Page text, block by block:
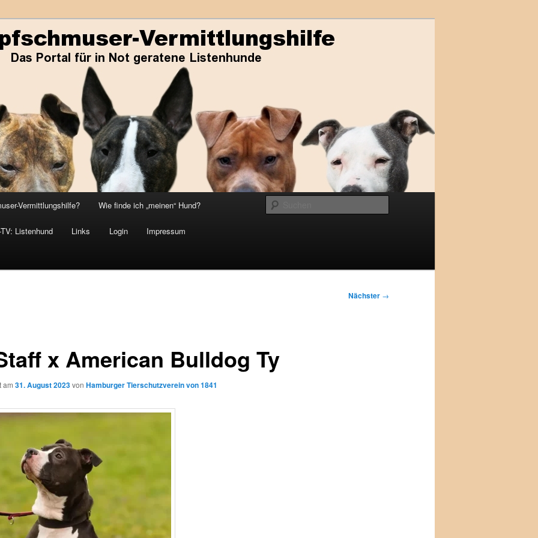
Vermittlungshilfe
Vermittlungshilfe? Wie finde ich „meinen“ Hund?
Listenhund Links Login Impressum
Nächster →
x American Bulldog Ty
am 31. August 2023von Hamburger Tierschutzverein von 1841